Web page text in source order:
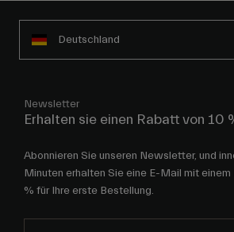
Deutschland
Newsletter
Erhalten sie einen Rabatt von 10
Abonnieren Sie unseren Newsletter, und
Minuten erhalten Sie eine E-Mail mit
% für Ihre erste Bestellung.